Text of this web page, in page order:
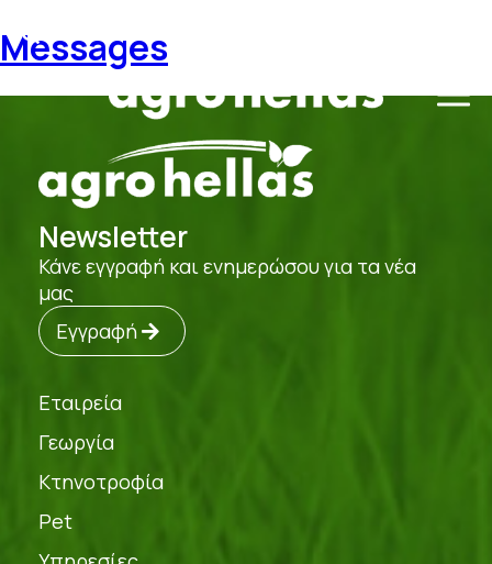
Messages
Newsletter
Κάνε εγγραφή και ενημερώσου για τα νέα
μας
Εγγραφή
Εταιρεία
Γεωργία
Κτηνοτροφία
Pet